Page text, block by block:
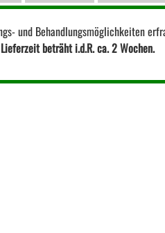
und Behandlungsmöglichkeiten
beträht i.d.R. ca. 2 Wochen.